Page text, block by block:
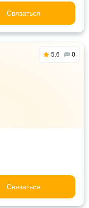
Связаться
5.6 0
Связаться